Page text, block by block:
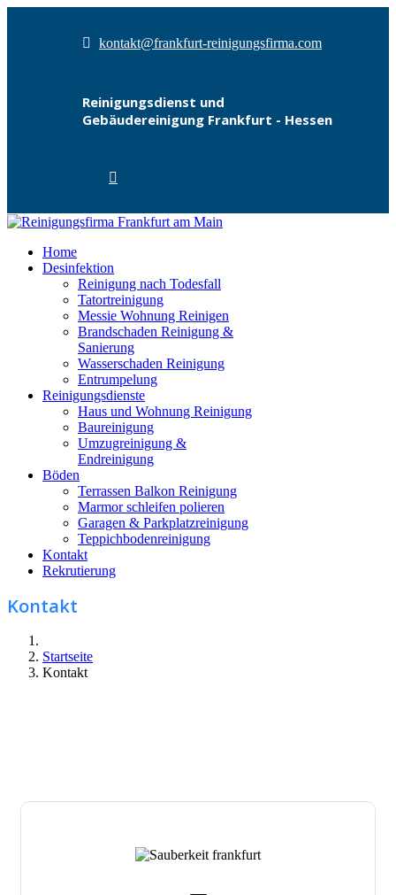
kontakt@frankfurt-reinigungsfirma.com
Reinigungsdienst und
Gebäudereinigung Frankfurt - Hessen
Home
Desinfektion
Reinigung nach Todesfall
Tatortreinigung
Messie Wohnung Reinigen
Brandschaden Reinigung &
Sanierung
Wasserschaden Reinigung
Entrumpelung
Reinigungsdienste
Haus und Wohnung Reinigung
Baureinigung
Umzugreinigung &
Endreinigung
Böden
Terrassen Balkon Reinigung
Marmor schleifen polieren
Garagen & Parkplatzreinigung
Teppichbodenreinigung
Kontakt
Rekrutierung
Kontakt
Startseite
Kontakt